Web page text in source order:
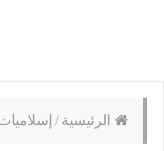
الرئيسية /